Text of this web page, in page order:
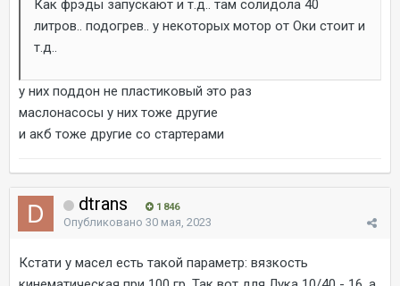
Как фрэды запускают и т.д.. там солидола 40
литров.. подогрев.. у некоторых мотор от Оки стоит и
т.д..
у них поддон не пластиковый это раз
маслонасосы у них тоже другие
и акб тоже другие со стартерами
dtrans 1 846
Опубликовано 30 мая, 2023
Кстати у масел есть такой параметр: вязкость